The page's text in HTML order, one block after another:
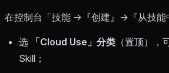
在控制台「技能 →『创建』→『从技能
选 「Cloud Use」分类 （置顶）
Skill；